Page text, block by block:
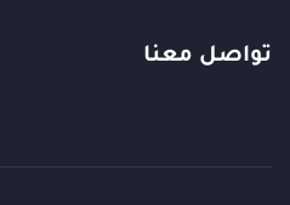
تواصل معنا